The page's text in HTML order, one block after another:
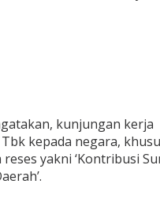
kunjungan kerja
kepada negara,
yakni ‘Kontribusi